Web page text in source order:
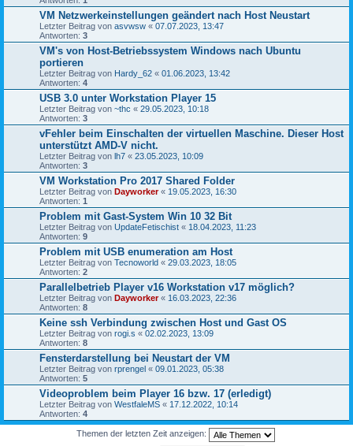
VM Netzwerkeinstellungen geändert nach Host Neustart
Letzter Beitrag von asvwsw « 07.07.2023, 13:47
Antworten: 3
VM's von Host-Betriebssystem Windows nach Ubuntu
portieren
Letzter Beitrag von Hardy_62 « 01.06.2023, 13:42
Antworten: 4
USB 3.0 unter Workstation Player 15
Letzter Beitrag von ~thc « 29.05.2023, 10:18
Antworten: 3
vFehler beim Einschalten der virtuellen Maschine. Dieser Host
unterstützt AMD-V nicht.
Letzter Beitrag von lh7 « 23.05.2023, 10:09
Antworten: 3
VM Workstation Pro 2017 Shared Folder
Letzter Beitrag von Dayworker« 19.05.2023, 16:30
Antworten: 1
Problem mit Gast-System Win 10 32 Bit
Letzter Beitrag von UpdateFetischist « 18.04.2023, 11:23
Antworten: 9
Problem mit USB enumeration am Host
Letzter Beitrag von Tecnoworld « 29.03.2023, 18:05
Antworten: 2
Parallelbetrieb Player v16 Workstation v17 möglich?
Letzter Beitrag von Dayworker« 16.03.2023, 22:36
Antworten: 8
Keine ssh Verbindung zwischen Host und Gast OS
Letzter Beitrag von rogi.s « 02.02.2023, 13:09
Antworten: 8
Fensterdarstellung bei Neustart der VM
Letzter Beitrag von rprengel « 09.01.2023, 05:38
Antworten: 5
Videoproblem beim Player 16 bzw. 17 (erledigt)
Letzter Beitrag von WestfaleMS « 17.12.2022, 10:14
Antworten: 4
Themen der letzten Zeit anzeigen: